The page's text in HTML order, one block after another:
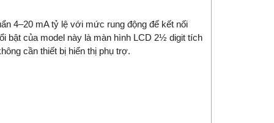
4–20 mA tỷ lệ với mức rung động để kết nối
bật của model này là màn hình LCD 2½ digit tích
cần thiết bị hiển thị phụ trợ.